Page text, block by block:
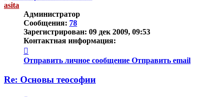
asita
Администратор
Сообщения: 78
Зарегистрирован: 09 дек 2009, 09:53
Контактная информация:
информация
пользователя
Отправить личное сообщение Отправить email
Re: Основы теософии